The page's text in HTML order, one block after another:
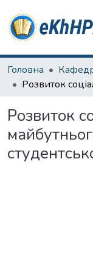
Головна
Розвиток